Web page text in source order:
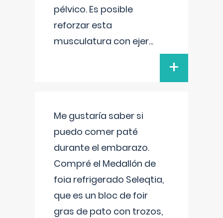
pélvico. Es posible
reforzar esta
musculatura con ejer...
+
Me gustaría saber si
puedo comer paté
durante el embarazo.
Compré el Medallón de
foia refrigerado Seleqtia,
que es un bloc de foir
gras de pato con trozos,